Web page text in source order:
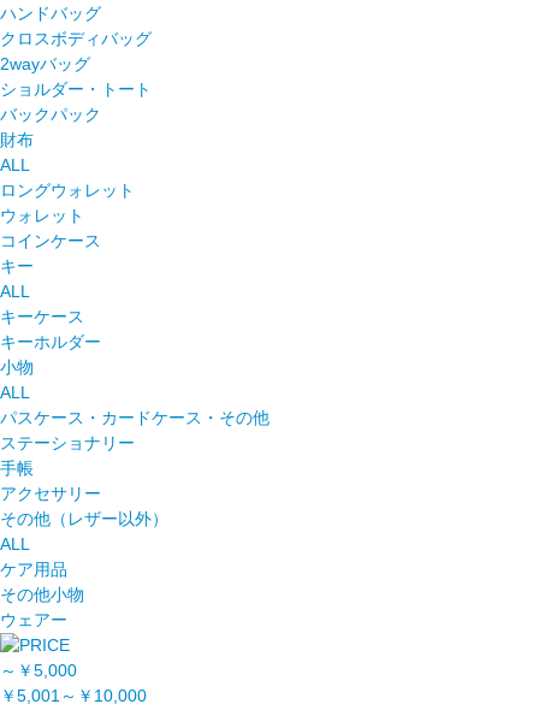
ハンドバッグ
クロスボディバッグ
2wayバッグ
ショルダー・トート
バックパック
財布
ALL
ロングウォレット
ウォレット
コインケース
キー
ALL
キーケース
キーホルダー
小物
ALL
パスケース・カードケース・その他
ステーショナリー
手帳
アクセサリー
その他（レザー以外）
ALL
ケア用品
その他小物
ウェアー
～￥5,000
￥5,001～￥10,000